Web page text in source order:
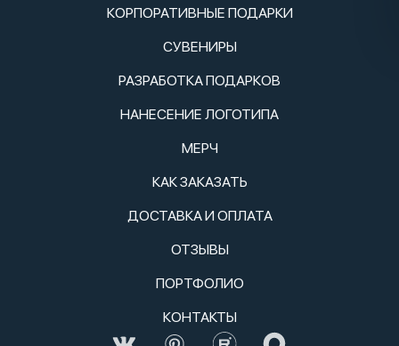
КОРПОРАТИВНЫЕ ПОДАРКИ
СУВЕНИРЫ
РАЗРАБОТКА ПОДАРКОВ
НАНЕСЕНИЕ ЛОГОТИПА
МЕРЧ
КАК ЗАКАЗАТЬ
ДОСТАВКА И ОПЛАТА
ОТЗЫВЫ
ПОРТФОЛИО
КОНТАКТЫ